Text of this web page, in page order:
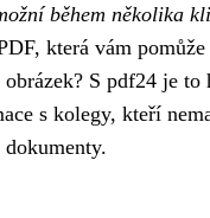
během několika
která vám
S pdf24 je to
s kolegy, kteří